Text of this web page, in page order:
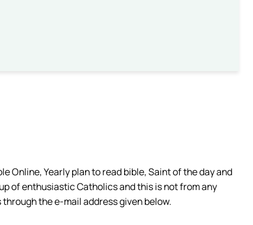
Online, Yearly plan to read bible, Saint of the day and
of enthusiastic Catholics and this is not from any
the e-mail address given below.